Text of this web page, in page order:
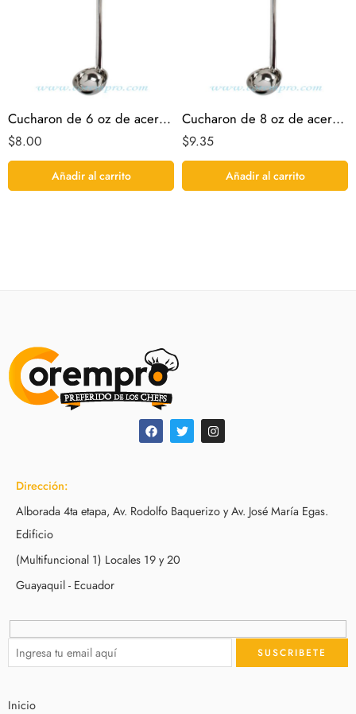
Cucharon de 6 oz de acero inoxidable
$8.00
Añadir al carrito
Cucharon de 8 oz de acero inoxidable
$9.35
Añadir al carrito
Dirección:
Alborada 4ta etapa, Av. Rodolfo Baquerizo y Av. José María Egas.
Edificio
(Multifuncional 1) Locales 19 y 20
Guayaquil - Ecuador
Inicio